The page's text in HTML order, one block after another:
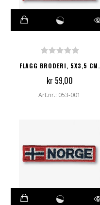
FLAGG BRODERI, 5X3,5 CM.
kr 59,00
Art.nr.: 053-001